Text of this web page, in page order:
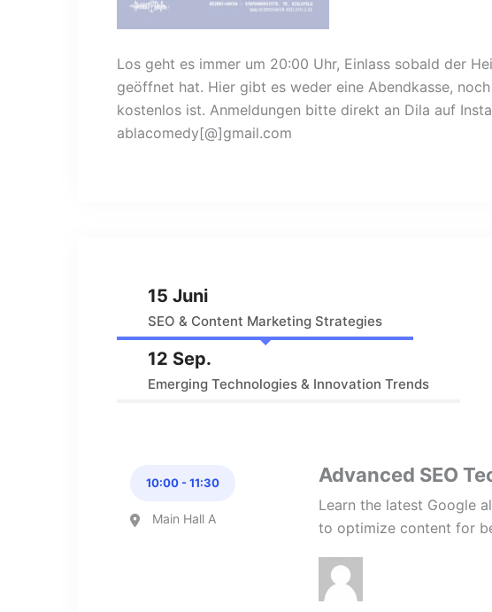
Los geht es immer um 20:00 Uhr, Einlass sobald der
geöffnet hat. Hier gibt es weder eine Abendkasse,
kostenlos ist. Anmeldungen bitte direkt an Dila auf
ablacomedy[@]gmail.com
15 Juni
SEO & Content Marketing Strategies
12 Sep.
Emerging Technologies & Innovation Trends
10:00 - 11:30
Main Hall A
Advanced SEO
Learn the latest Google
to optimize content for